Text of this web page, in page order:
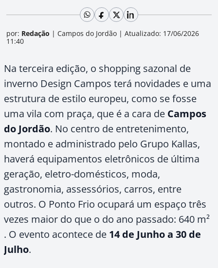
por: Redação | Campos do Jordão | Atualizado: 17/06/2026
11:40
Na terceira edição, o shopping sazonal de
inverno Design Campos terá novidades e uma
estrutura de estilo europeu, como se fosse
uma vila com praça, que é a cara de Campos
do Jordão. No centro de entretenimento,
montado e administrado pelo Grupo Kallas,
haverá equipamentos eletrônicos de última
geração, eletro-domésticos, moda,
gastronomia, assessórios, carros, entre
outros. O Ponto Frio ocupará um espaço três
vezes maior do que o do ano passado: 640 m²
. O evento acontece de 14 de Junho a 30 de
Julho.